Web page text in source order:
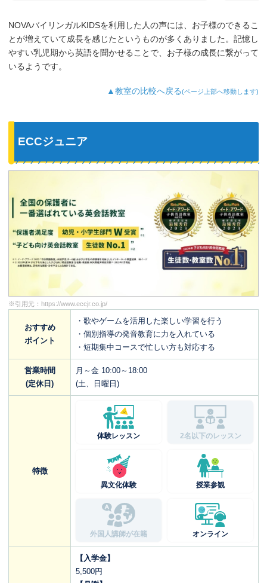
NOVAバイリンガルKIDSを利用した人の声には、お子様のできるこ
とが増えていて成長を感じたというものが多くありました。記憶し
やすい乳児期から英語を聞かせることで、お子様の成長に繋がって
いるようです。
▲教室の比較へ戻る(ページ上部へ移動します)
ECCジュニア
※引用元： https://www.eccjr.co.jp/
おすすめ
ポイント
・歌やゲームを活用した楽しい学習を行う
・個別指導の発音教育に力を入れている
・短期集中コースで忙しい方も対応する
営業時間
(定休日)
月～金 10:00～18:00
(土、日曜日)
特徴
体験レッスン 2名以下のレッスン
異文化体験 授業参観
外国人講師が在籍 オンライン
【入学金】
5,500円